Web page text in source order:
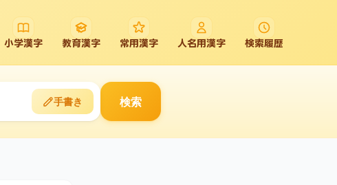
小学漢字 教育漢字 常用漢字 人名用漢字 検索履歴
手書き 検索